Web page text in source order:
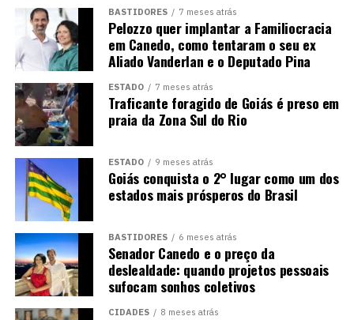
BASTIDORES 7 meses atrás
Pelozzo quer implantar a Familiocracia
em Canedo, como tentaram o seu ex
Aliado Vanderlan e o Deputado Pina
ESTADO 7 meses atrás
Traficante foragido de Goiás é preso em
praia da Zona Sul do Rio
ESTADO 9 meses atrás
Goiás conquista o 2° lugar como um dos
estados mais prósperos do Brasil
BASTIDORES 6 meses atrás
Senador Canedo e o preço da
deslealdade: quando projetos pessoais
sufocam sonhos coletivos
CIDADES 8 meses atrás